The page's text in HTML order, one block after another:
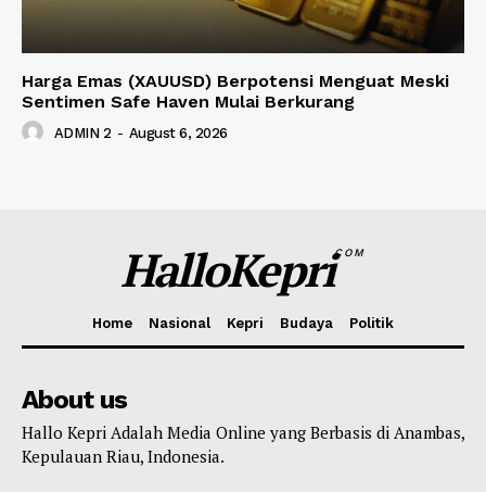
Harga Emas (XAUUSD) Berpotensi Menguat Meski
Sentimen Safe Haven Mulai Berkurang
ADMIN 2 - August 6, 2026
HalloKepriCOM
Home Nasional Kepri Budaya Politik
About us
Hallo Kepri Adalah Media Online yang Berbasis di Anambas,
Kepulauan Riau, Indonesia.